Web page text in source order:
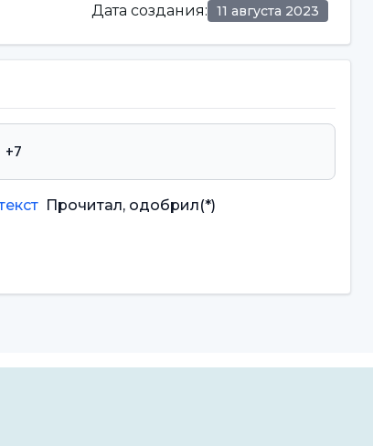
Дата создания: 11 августа 2023
Прочитал, одобрил(*)